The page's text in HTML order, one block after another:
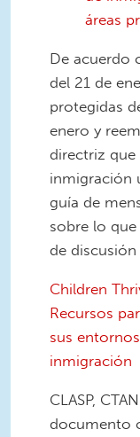
áreas
De acuerdo
del 21 de
protegidas
enero y
directriz que
inmigración
guía de
sobre lo
de
Children
Recursos
sus
inmigración
CLASP,
documento